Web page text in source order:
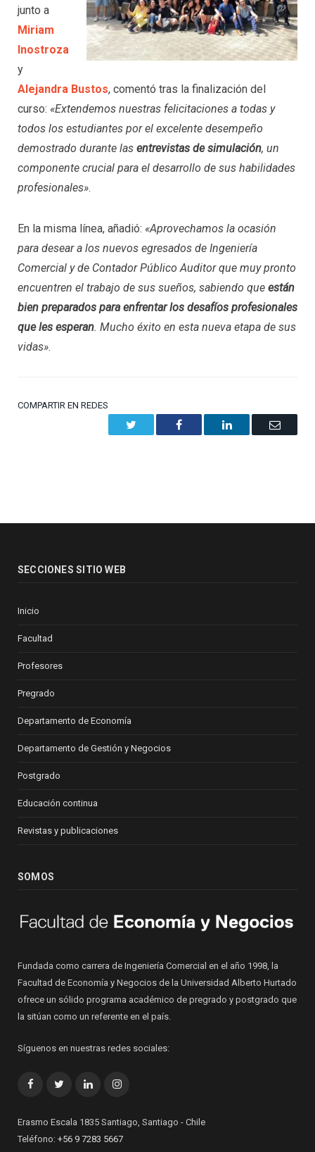
junto a
Miriam
Inostroza
y
Alejandra Bustos, comentó tras la finalización del
curso: «Extendemos nuestras felicitaciones a todas y
todos los estudiantes por el excelente desempeño
demostrado durante las entrevistas de simulación, un
componente crucial para el desarrollo de sus habilidades
profesionales».
En la misma línea, añadió: «Aprovechamos la ocasión
para desear a los nuevos egresados de Ingeniería
Comercial y de Contador Público Auditor que muy pronto
encuentren el trabajo de sus sueños, sabiendo que están
bien preparados para enfrentar los desafíos profesionales
que les esperan. Mucho éxito en esta nueva etapa de sus
vidas».
COMPARTIR EN REDES
Facebook LinkedIn Email
SECCIONES SITIO WEB
Inicio
Facultad
Profesores
Pregrado
Departamento de Economía
Departamento de Gestión y Negocios
Postgrado
Educación continua
Revistas y publicaciones
SOMOS
Fundada como carrera de Ingeniería Comercial en el año 1998, la
Facultad de Economía y Negocios de la Universidad Alberto Hurtado
ofrece un sólido programa académico de pregrado y postgrado que
la sitúan como un referente en el país.
Síguenos en nuestras redes sociales:
FacebookTwitterLinkedInInstagram
Erasmo Escala 1835 Santiago, Santiago - Chile
Teléfono: +56 9 7283 5667